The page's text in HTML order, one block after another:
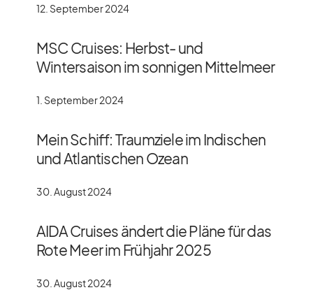
12. September 2024
MSC Cruises: Herbst- und
Wintersaison im sonnigen Mittelmeer
1. September 2024
Mein Schiff: Traumziele im Indischen
und Atlantischen Ozean
30. August 2024
AIDA Cruises ändert die Pläne für das
Rote Meer im Frühjahr 2025
30. August 2024